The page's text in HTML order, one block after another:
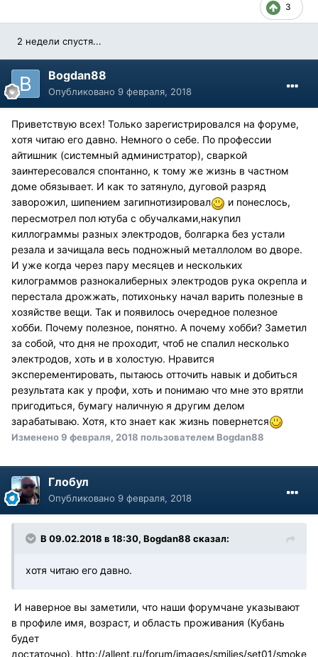
3
2 недели спустя...
Bogdan88
Опубликовано 9 февраля, 2018
Приветствую всех! Только зарегистрировался на форуме,
хотя читаю его давно. Немного о себе. По профессии
айтишник (системный администратор), сваркой
заинтересовался спонтанно, к тому же жизнь в частном
доме обязывает. И как то затянуло, дуговой разряд
заворожил, шипением загипнотизировал
и понеслось,
пересмотрел пол ютуба с обучалками,накупил
киллограммы разных электродов, болгарка без устали
резала и зачищала весь подножный металлолом во дворе.
И уже когда через пару месяцев и нескольких
килограммов разнокалиберных электродов рука окрепла и
перестала дрожжать, потихоньку начал варить полезные в
хозяйстве вещи. Так и появилось очередное полезное
хобби. Почему полезное, понятно. А почему хобби? Заметил
за собой, что дня не проходит, чтоб не спалил несколько
электродов, хоть и в холостую. Нравится
эксперементировать, пытаюсь отточить навык и добиться
результата как у профи, хоть и понимаю что мне это врятли
пригодиться, бумагу наличную я другим делом
зарабатываю. Хотя, кто знает как жизнь повернется
Изменено9 февраля, 2018 пользователем Bogdan88
Глобул
Опубликовано 9 февраля, 2018
В 09.02.2018 в 18:30, Bogdan88 сказал:
хотя читаю его давно.
И наверное вы заметили, что наши форумчане указывают
в профиле имя, возраст, и область проживания (Кубань
будет
достаточно). http://allent.ru/forum/images/smilies/set01/smoke